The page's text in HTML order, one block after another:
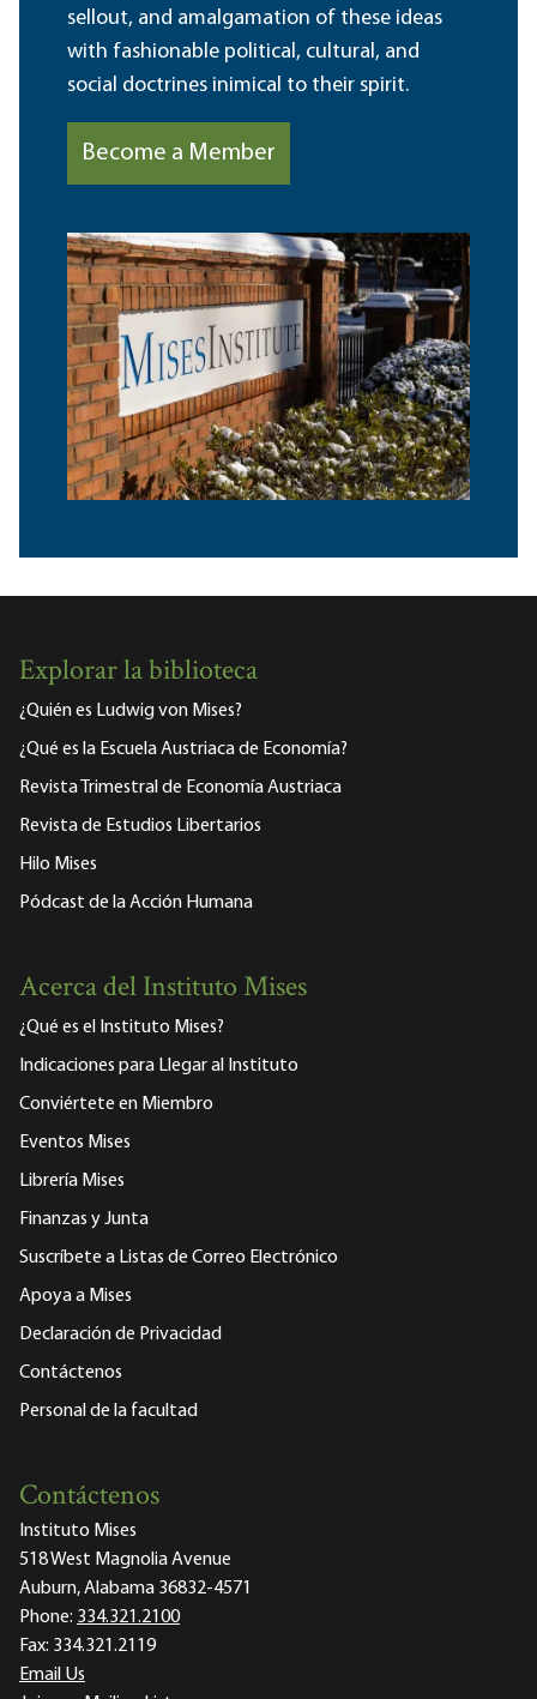
sellout, and amalgamation of these ideas
with fashionable political, cultural, and
social doctrines inimical to their spirit.
Become a Member
Explorar la biblioteca
¿Quién es Ludwig von Mises?
¿Qué es la Escuela Austriaca de Economía?
Revista Trimestral de Economía Austriaca
Revista de Estudios Libertarios
Hilo Mises
Pódcast de la Acción Humana
Acerca del Instituto Mises
¿Qué es el Instituto Mises?
Indicaciones para Llegar al Instituto
Conviértete en Miembro
Eventos Mises
Librería Mises
Finanzas y Junta
Suscríbete a Listas de Correo Electrónico
Apoya a Mises
Declaración de Privacidad
Contáctenos
Personal de la facultad
Contáctenos
Instituto Mises
518 West Magnolia Avenue
Auburn, Alabama 36832-4571
Phone: 334.321.2100
Fax: 334.321.2119
Email Us